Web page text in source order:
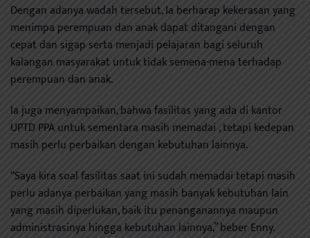
Dengan adanya wadah tersebut, Ia berharap kekerasan yang
menimpa perempuan dan anak dapat ditangani dengan
cepat dan sigap serta menjadi pelajaran bagi seluruh
kalangan masyarakat untuk tidak semena-mena terhadap
perempuan dan anak.
Ia juga menyampaikan, bahwa fasilitas yang ada di kantor
UPTD PPA untuk sementara masih memadai , tetapi kedepan
masih perlu perbaikan dengan kebutuhan lainnya.
“Saya kira soal fasilitas saat ini sudah memadai tetapi masih
perlu adanya perbaikan yang masih banyak kebutuhan lain
yang masih diperlukan, baik itu penanganannya maupun
administrasinya hingga kebutuhan lainnya,” beber Enny.